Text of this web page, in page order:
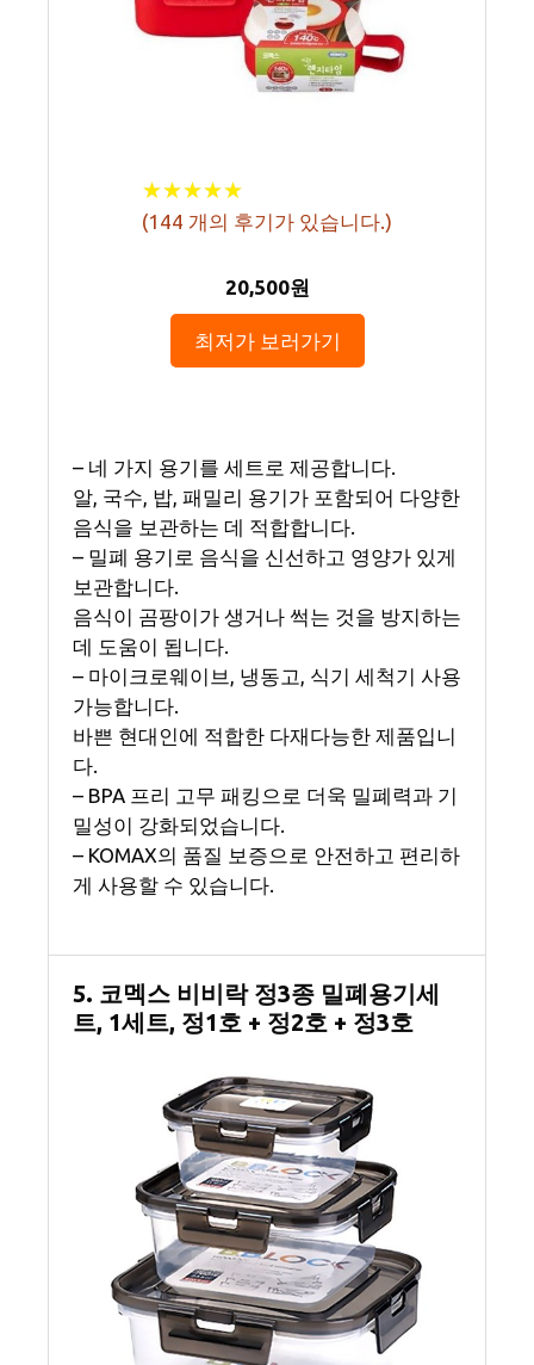
★★★★★
★★★★★
(144 개의 후기가 있습니다.)
20,500원
최저가 보러가기
– 네 가지 용기를 세트로 제공합니다.
알, 국수, 밥, 패밀리 용기가 포함되어 다양한
음식을 보관하는 데 적합합니다.
– 밀폐 용기로 음식을 신선하고 영양가 있게
보관합니다.
음식이 곰팡이가 생거나 썩는 것을 방지하는
데 도움이 됩니다.
– 마이크로웨이브, 냉동고, 식기 세척기 사용
가능합니다.
바쁜 현대인에 적합한 다재다능한 제품입니
다.
– BPA 프리 고무 패킹으로 더욱 밀폐력과 기
밀성이 강화되었습니다.
– KOMAX의 품질 보증으로 안전하고 편리하
게 사용할 수 있습니다.
5. 코멕스 비비락 정3종 밀폐용기세
트, 1세트, 정1호 + 정2호 + 정3호